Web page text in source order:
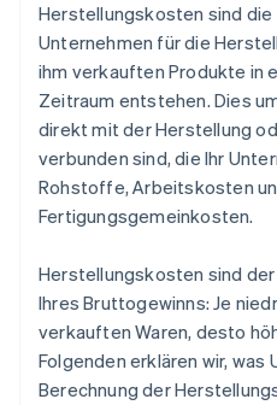
Herstellungskosten sind
Unternehmen für die
ihm verkauften Produkte in
Zeitraum entstehen. Dies
direkt mit der Herstellung
verbunden sind, die Ihr
Rohstoffe, Arbeitskosten
Fertigungsgemeinkosten.
Herstellungskosten sind
Ihres Bruttogewinns: Je
verkauften Waren, desto
Folgenden erklären wir, was
Berechnung der